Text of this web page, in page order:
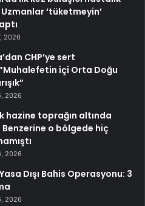
‘tüketmeyin’
2026
CHP’ye sert
içi Orta Doğu
2026
hazine toprağın altında
o bölgede hiç
2026
Dışı Bahis Operasyonu: 3
2026